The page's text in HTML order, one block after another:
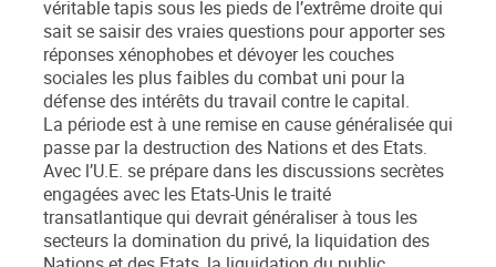
véritable tapis sous les pieds de l’extrême droite qui
sait se saisir des vraies questions pour apporter ses
réponses xénophobes et dévoyer les couches
sociales les plus faibles du combat uni pour la
défense des intérêts du travail contre le capital.
La période est à une remise en cause généralisée qui
passe par la destruction des Nations et des Etats.
Avec l’U.E. se prépare dans les discussions secrètes
engagées avec les Etats-Unis le traité
transatlantique qui devrait généraliser à tous les
secteurs la domination du privé, la liquidation des